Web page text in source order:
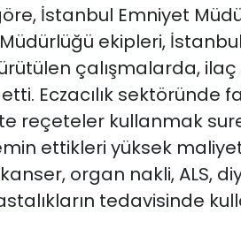
İstanbul Emniyet
ekipleri,
çalışmalarda, ilaç
Eczacılık sektöründe
reçeteler kullanmak
ettikleri yüksek
organ nakli, ALS,
tedavisinde